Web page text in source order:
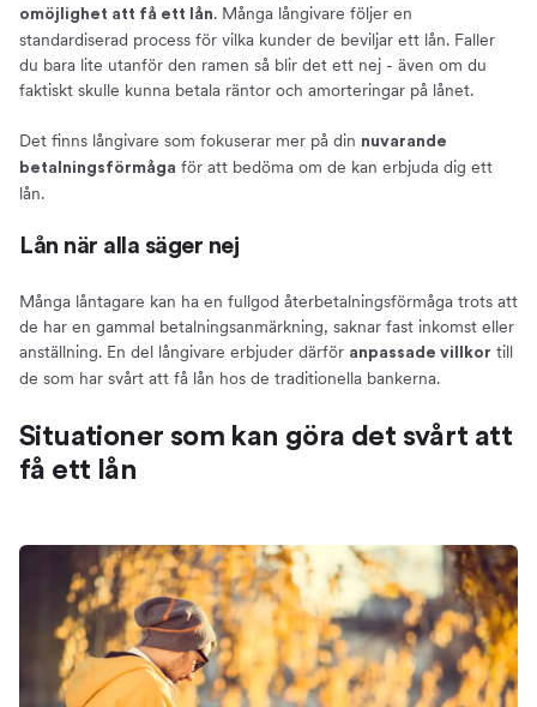
omöjlighet att få ett lån. Många långivare följer en
standardiserad process för vilka kunder de beviljar ett lån. Faller
du bara lite utanför den ramen så blir det ett nej - även om du
faktiskt skulle kunna betala räntor och amorteringar på lånet.
Det finns långivare som fokuserar mer på din nuvarande
betalningsförmåga för att bedöma om de kan erbjuda dig ett
lån.
Lån när alla säger nej
Många låntagare kan ha en fullgod återbetalningsförmåga trots att
de har en gammal betalningsanmärkning, saknar fast inkomst eller
anställning. En del långivare erbjuder därför anpassade villkor till
de som har svårt att få lån hos de traditionella bankerna.
Situationer som kan göra det svårt att
få ett lån